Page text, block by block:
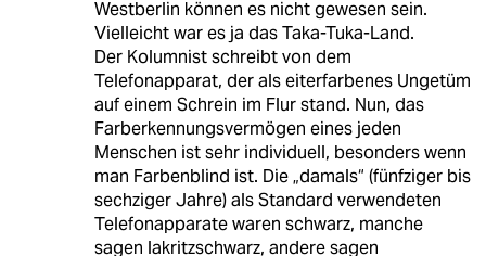
Westberlin können es nicht gewesen sein.
Vielleicht war es ja das Taka-Tuka-Land.
Der Kolumnist schreibt von dem
Telefonapparat, der als eiterfarbenes Ungetüm
auf einem Schrein im Flur stand. Nun, das
Farberkennungsvermögen eines jeden
Menschen ist sehr individuell, besonders wenn
man Farbenblind ist. Die „damals“ (fünfziger bis
sechziger Jahre) als Standard verwendeten
Telefonapparate waren schwarz, manche
sagen lakritzschwarz, andere sagen